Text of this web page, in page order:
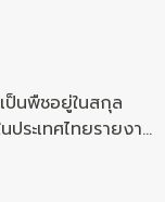
นพืชอยู่ในสกุล
ระเทศไทยรายงาน